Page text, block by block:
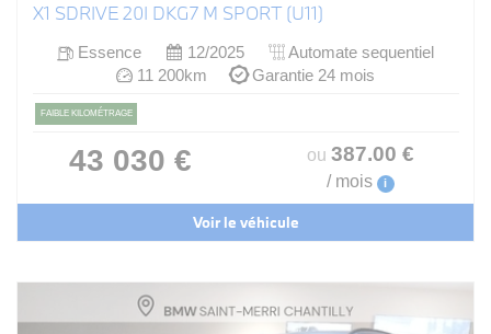
X1 SDRIVE 20I DKG7 M SPORT (U11)
Essence 12/2025
Automate sequentiel
11 200km
Garantie 24 mois
FAIBLE KILOMÉTRAGE
43 030 € ou 387.00 €
/ mois i
Voir le véhicule